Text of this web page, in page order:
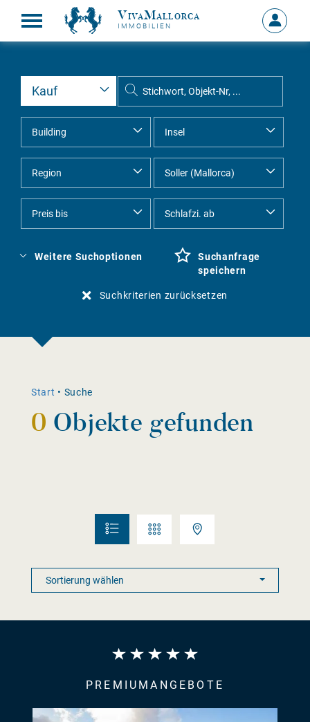
VivaMallorca
IMMOBILIEN
MEIN
Weitere Suchoptionen
Suchanfrage
speichern
Suchkriterien zurücksetzen
Start • Suche
0 Objekte gefunden
PREMIUMANGEBOTE